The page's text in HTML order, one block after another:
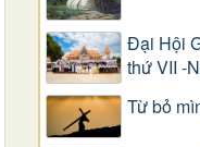
Đại Hội
thứ VII -
Từ bỏ